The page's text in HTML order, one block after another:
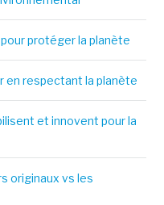
protéger la planète
en respectant la planète
et innovent pour la
originaux vs les